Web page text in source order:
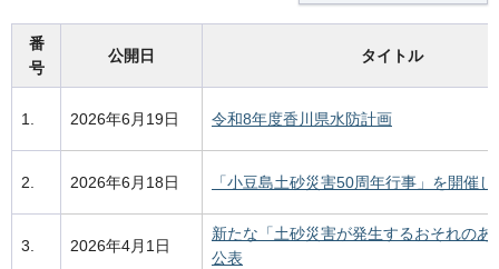
番
号
公開日 タイトル
1. 2026年6月19日 令和8年度香川県水防計画
2. 2026年6月18日 「小豆島土砂災害50周年行事」を開催
3. 2026年4月1日
新たな「土砂災害が発生するおそれのあ
公表